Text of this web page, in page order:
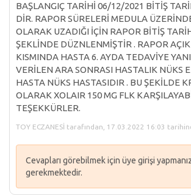
BAŞLANGIÇ TARİHİ 06/12/2021 BİTİŞ
DİR. RAPOR SÜRELERİ MEDULA
OLARAK UZADIĞI İÇİN RAPOR BİTİŞ
ŞEKLİNDE DÜZNLENMİŞTİR . RAPOR
KISMINDA HASTA 6. AYDA TEDAVİYE
VERİLEN ARA SONRASI HASTALIK NÜKS
HASTA NÜKS HASTASIDIR . BU ŞEKİLDE
OLARAK XOLAIR 150 MG FLK
TEŞEKKÜRLER.
TOY ECZANESİ tarafından, 17.03.2022 16:03
Cevapları görebilmek için üye girişi
gerekmektedir.